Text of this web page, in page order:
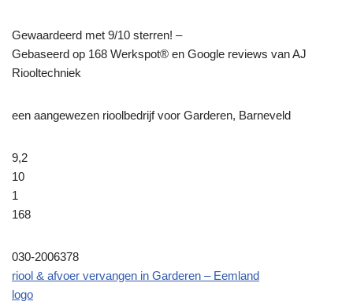
Gewaardeerd met 9/10 sterren! –
Gebaseerd op 168 Werkspot® en Google reviews van AJ
Riooltechniek
een aangewezen rioolbedrijf voor Garderen, Barneveld
9,2
10
1
168
030-2006378
riool & afvoer vervangen in Garderen – Eemland
logo